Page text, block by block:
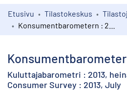
Kokoelmat
Etusivu Tilastokeskus
Kuluttajabarometri : 2013,
Consumer Survey : 2013, July